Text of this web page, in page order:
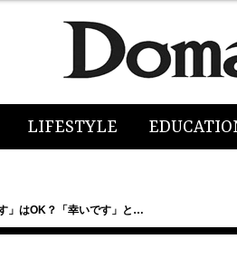
LIFESTYLE
」はOK？「幸いです」と…